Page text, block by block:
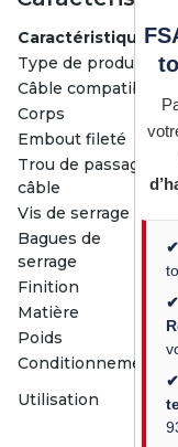
Caractéristique
Type de produit
Câble compatible
Corps
Embout fileté
Trou de passage
câble
Vis de serrage
Bagues de
serrage
Finition
Matière
Poids
Conditionnement
Utilisation